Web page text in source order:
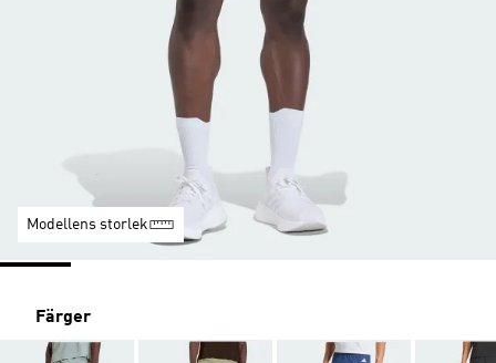
Modellens storlek
Färger